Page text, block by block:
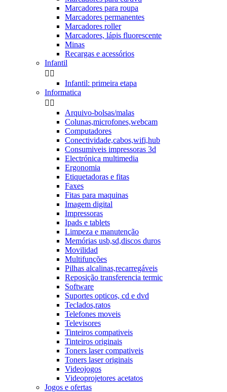
Marcadores para roupa
Marcadores permanentes
Marcadores roller
Marcadores, lápis fluorescente
Minas
Recargas e acessórios
Infantil
 
Infantil: primeira etapa
Informatica
 
Arquivo-bolsas/malas
Colunas,microfones,webcam
Computadores
Conectividade,cabos,wifi,hub
Consumiveis impressoras 3d
Electrónica multimedia
Ergonomia
Etiquetadoras e fitas
Faxes
Fitas para maquinas
Imagem digital
Impressoras
Ipads e tablets
Limpeza e manutenção
Memórias usb,sd,discos duros
Movilidad
Multifunções
Pilhas alcalinas,recarregáveis
Reposição transferencia termic
Software
Suportes opticos, cd e dvd
Teclados,ratos
Telefones moveis
Televisores
Tinteiros compativeis
Tinteiros originais
Toners laser compativeis
Toners laser originais
Videojogos
Videoprojetores acetatos
Jogos e ofertas